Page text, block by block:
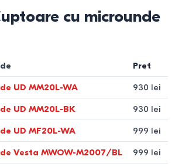
redus de energie în modul
un cuptor cu
pentru o persoană, 23–25 L pentru
mult pentru gătit frecvent.
cu microunde
Pret
UD MM20L-WA 930 lei
UD MM20L-BK 930 lei
UD MF20L-WA 999 lei
Vesta MWOW-M2007/BL 999 lei